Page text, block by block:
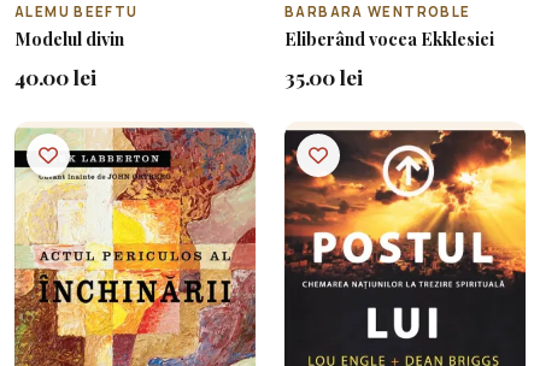
ALEMU BEEFTU
Modelul divin
40.00 lei
BARBARA WENTROBLE
Eliberând vocea Ekklesiei
35.00 lei